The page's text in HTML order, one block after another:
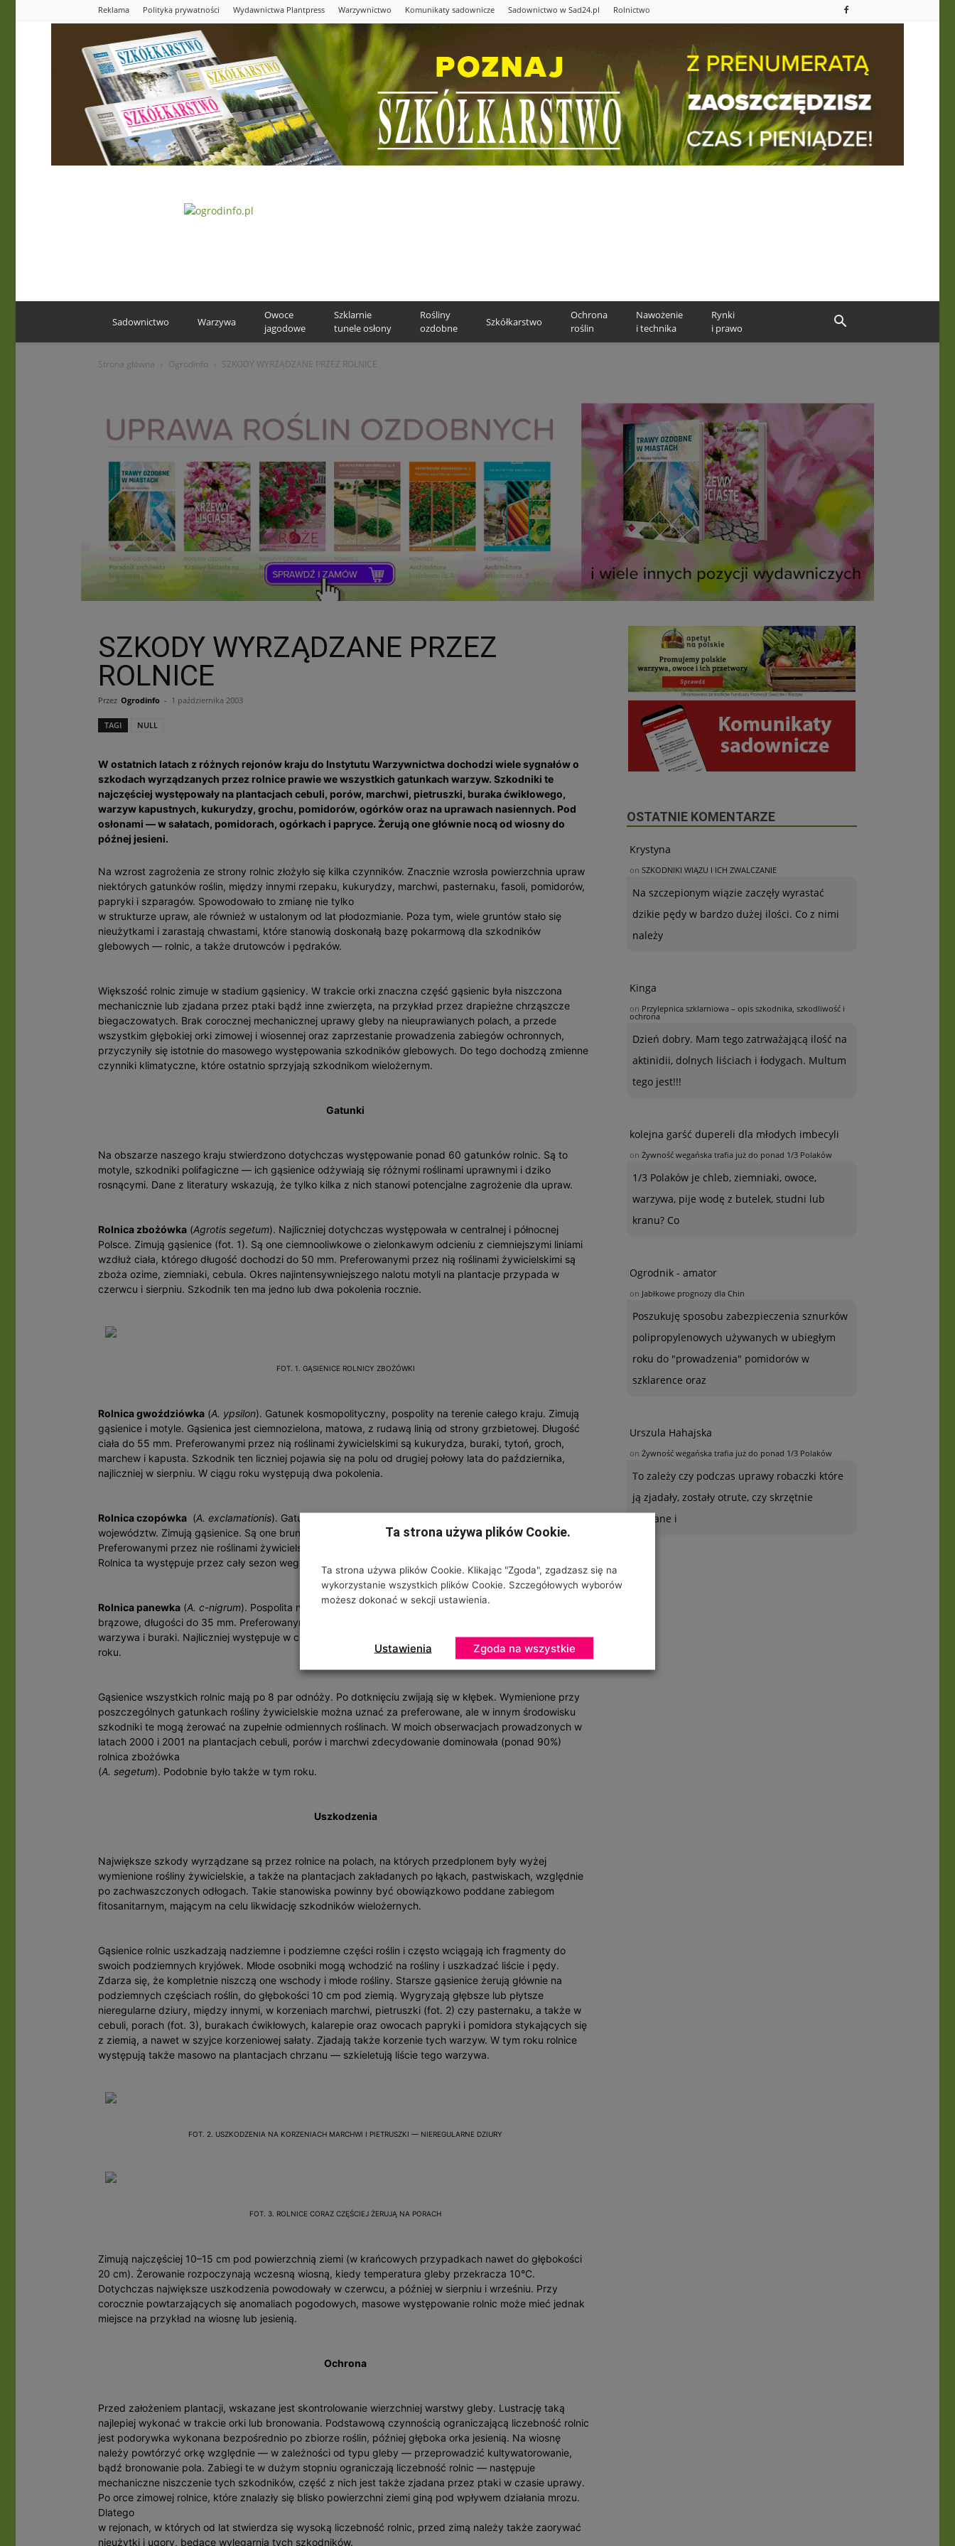
Reklama Polityka prywatności Wydawnictwa Plantpress Warzywnictwo Komunikaty sadownicze Sadownictwo w Sad24.pl Rolnictwo
Sadownictwo Warzywa
Owoce
jagodowe
Szklarnie
tunele osłony
Rośliny
ozdobne
Szkółkarstwo
Ochrona
roślin
Nawożenie
i technika
Rynki
i prawo
Strona główna Ogrodinfo SZKODY WYRZĄDZANE PRZEZ ROLNICE
SZKODY WYRZĄDZANE PRZEZ
ROLNICE
Przez Ogrodinfo - 1 października 2003
TAGI NULL
W ostatnich latach z różnych rejonów kraju do Instytutu Warzywnictwa dochodzi wiele sygnałów o
szkodach wyrządzanych przez rolnice prawie we wszystkich gatunkach warzyw. Szkodniki te
najczęściej występowały na plantacjach cebuli, porów, marchwi, pietruszki, buraka ćwikłowego,
warzyw kapustnych, kukurydzy, grochu, pomidorów, ogórków oraz na uprawach nasiennych. Pod
osłonami — w sałatach, pomidorach, ogórkach i papryce. Żerują one głównie nocą od wiosny do
późnej jesieni.
Na wzrost zagrożenia ze strony rolnic złożyło się kilka czynników. Znacznie wzrosła powierzchnia upraw
niektórych gatunków roślin, między innymi rzepaku, kukurydzy, marchwi, pasternaku, fasoli, pomidorów,
papryki i szparagów. Spowodowało to zmianę nie tylko
w strukturze upraw, ale również w ustalonym od lat płodozmianie. Poza tym, wiele gruntów stało się
nieużytkami i zarastają chwastami, które stanowią doskonałą bazę pokarmową dla szkodników
glebowych — rolnic, a także drutowców i pędraków.
Większość rolnic zimuje w stadium gąsienicy. W trakcie orki znaczna część gąsienic była niszczona
mechanicznie lub zjadana przez ptaki bądź inne zwierzęta, na przykład przez drapieżne chrząszcze
biegaczowatych. Brak corocznej mechanicznej uprawy gleby na nieuprawianych polach, a przede
wszystkim głębokiej orki zimowej i wiosennej oraz zaprzestanie prowadzenia zabiegów ochronnych,
przyczyniły się istotnie do masowego występowania szkodników glebowych. Do tego dochodzą zmienne
czynniki klimatyczne, które ostatnio sprzyjają szkodnikom wielożernym.
Gatunki
Na obszarze naszego kraju stwierdzono dotychczas występowanie ponad 60 gatunków rolnic. Są to
motyle, szkodniki polifagiczne — ich gąsienice odżywiają się różnymi roślinami uprawnymi i dziko
rosnącymi. Dane z literatury wskazują, że tylko kilka z nich stanowi potencjalne zagrożenie dla upraw.
Rolnica zbożówka (Agrotis segetum). Najliczniej dotychczas występowała w centralnej i północnej
Polsce. Zimują gąsienice (fot. 1). Są one ciemnooliwkowe o zielonkawym odcieniu z ciemniejszymi liniami
wzdłuż ciała, którego długość dochodzi do 50 mm. Preferowanymi przez nią roślinami żywicielskimi są
zboża ozime, ziemniaki, cebula. Okres najintensywniejszego nalotu motyli na plantacje przypada w
czerwcu i sierpniu. Szkodnik ten ma jedno lub dwa pokolenia rocznie.
FOT. 1. GĄSIENICE ROLNICY ZBOŻÓWKI
Rolnica gwoździówka (A. ypsilon). Gatunek kosmopolityczny, pospolity na terenie całego kraju. Zimują
gąsienice i motyle. Gąsienica jest ciemnozielona, matowa, z rudawą linią od strony grzbietowej. Długość
ciała do 55 mm. Preferowanymi przez nią roślinami żywicielskimi są kukurydza, buraki, tytoń, groch,
marchew i kapusta. Szkodnik ten liczniej pojawia się na polu od drugiej połowy lata do października,
najliczniej w sierpniu. W ciągu roku występują dwa pokolenia.
Rolnica czopówka (A. exclamationis). Gatunek dotychczas licznie występujący na terenach wschodnich
województw. Zimują gąsienice. Są one brunatnoszare, długości do 50 mm, z jasną linią wzdłuż ciała.
Preferowanymi przez nie roślinami żywicielskimi są: zboża ozime, ziemniaki, buraki i warzywa kapustne.
Rolnica ta występuje przez cały sezon wegetacyjny, ma jedno lub dwa pokolenia w ciągu roku.
Rolnica panewka (A. c-nigrum). Pospolita na terenie całego kraju. Zimują gąsienice. Są szarozielone lub
brązowe, długości do 35 mm. Preferowanymi przez tego szkodnika roślinami żywicielskimi są: pszenica,
warzywa i buraki. Najliczniej występuje w czerwcu oraz sierpniu i we wrześniu. Ma dwa pokolenia w ciągu
roku.
Gąsienice wszystkich rolnic mają po 8 par odnóży. Po dotknięciu zwijają się w kłębek. Wymienione przy
poszczególnych gatunkach rośliny żywicielskie można uznać za preferowane, ale w innym środowisku
szkodniki te mogą żerować na zupełnie odmiennych roślinach. W moich obserwacjach prowadzonych w
latach 2000 i 2001 na plantacjach cebuli, porów i marchwi zdecydowanie dominowała (ponad 90%)
rolnica zbożówka
(A. segetum). Podobnie było także w tym roku.
Uszkodzenia
Największe szkody wyrządzane są przez rolnice na polach, na których przedplonem były wyżej
wymienione rośliny żywicielskie, a także na plantacjach zakładanych po łąkach, pastwiskach, względnie
po zachwaszczonych odłogach. Takie stanowiska powinny być obowiązkowo poddane zabiegom
fitosanitarnym, mającym na celu likwidację szkodników wielożernych.
Gąsienice rolnic uszkadzają nadziemne i podziemne części roślin i często wciągają ich fragmenty do
swoich podziemnych kryjówek. Młode osobniki mogą wchodzić na rośliny i uszkadzać liście i pędy.
Zdarza się, że kompletnie niszczą one wschody i młode rośliny. Starsze gąsienice żerują głównie na
podziemnych częściach roślin, do głębokości 10 cm pod ziemią. Wygryzają głębsze lub płytsze
nieregularne dziury, między innymi, w korzeniach marchwi, pietruszki (fot. 2) czy pasternaku, a także w
cebuli, porach (fot. 3), burakach ćwikłowych, kalarepie oraz owocach papryki i pomidora stykających się
z ziemią, a nawet w szyjce korzeniowej sałaty. Zjadają także korzenie tych warzyw. W tym roku rolnice
występują także masowo na plantacjach chrzanu — szkieletują liście tego warzywa.
FOT. 2. USZKODZENIA NA KORZENIACH MARCHWI I PIETRUSZKI — NIEREGULARNE DZIURY
FOT. 3. ROLNICE CORAZ CZĘŚCIEJ ŻERUJĄ NA PORACH
Zimują najczęściej 10–15 cm pod powierzchnią ziemi (w krańcowych przypadkach nawet do głębokości
20 cm). Żerowanie rozpoczynają wczesną wiosną, kiedy temperatura gleby przekracza 10°C.
Dotychczas największe uszkodzenia powodowały w czerwcu, a później w sierpniu i wrześniu. Przy
corocznie powtarzających się anomaliach pogodowych, masowe występowanie rolnic może mieć jednak
miejsce na przykład na wiosnę lub jesienią.
Ochrona
Przed założeniem plantacji, wskazane jest skontrolowanie wierzchniej warstwy gleby. Lustrację taką
najlepiej wykonać w trakcie orki lub bronowania. Podstawową czynnością ograniczającą liczebność rolnic
jest podorywka wykonana bezpośrednio po zbiorze roślin, później głęboka orka jesienią. Na wiosnę
należy powtórzyć orkę względnie — w zależności od typu gleby — przeprowadzić kultywatorowanie,
bądź bronowanie pola. Zabiegi te w dużym stopniu ograniczają liczebność rolnic — następuje
mechaniczne niszczenie tych szkodników, część z nich jest także zjadana przez ptaki w czasie uprawy.
Po orce zimowej rolnice, które znalazły się blisko powierzchni ziemi giną pod wpływem działania mrozu.
Dlatego
w rejonach, w których od lat stwierdza się wysoką liczebność rolnic, przed zimą należy także zaorywać
nieużytki i ugory, będące wylęgarnią tych szkodników.
OSTATNIE KOMENTARZE
Krystyna
on SZKODNIKI WIĄZU I ICH ZWALCZANIE
Na szczepionym wiązie zaczęły wyrastać
dzikie pędy w bardzo dużej ilości. Co z nimi
należy
Kinga
on Przylepnica szklarniowa – opis szkodnika, szkodliwość i
ochrona
Dzień dobry. Mam tego zatrważającą ilość na
aktinidii, dolnych liściach i łodygach. Multum
tego jest!!!
kolejna garść dupereli dla młodych imbecyli
on Żywność wegańska trafia już do ponad 1/3 Polaków
1/3 Polaków je chleb, ziemniaki, owoce,
warzywa, pije wodę z butelek, studni lub
kranu? Co
Ogrodnik - amator
on Jabłkowe prognozy dla Chin
Poszukuję sposobu zabezpieczenia sznurków
polipropylenowych używanych w ubiegłym
roku do "prowadzenia" pomidorów w
szklarence oraz
Urszula Hahajska
on Żywność wegańska trafia już do ponad 1/3 Polaków
To zależy czy podczas uprawy robaczki które
ją zjadały, zostały otrute, czy skrzętnie
zebrane i
Ta strona używa plików Cookie.
Ta strona używa plików Cookie. Klikając "Zgoda", zgadzasz się na
wykorzystanie wszystkich plików Cookie. Szczegółowych wyborów
możesz dokonać w sekcji ustawienia.
Ustawienia Zgoda na wszystkie